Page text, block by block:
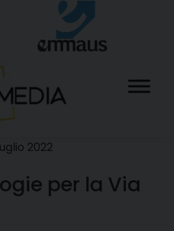
2022
per la Via